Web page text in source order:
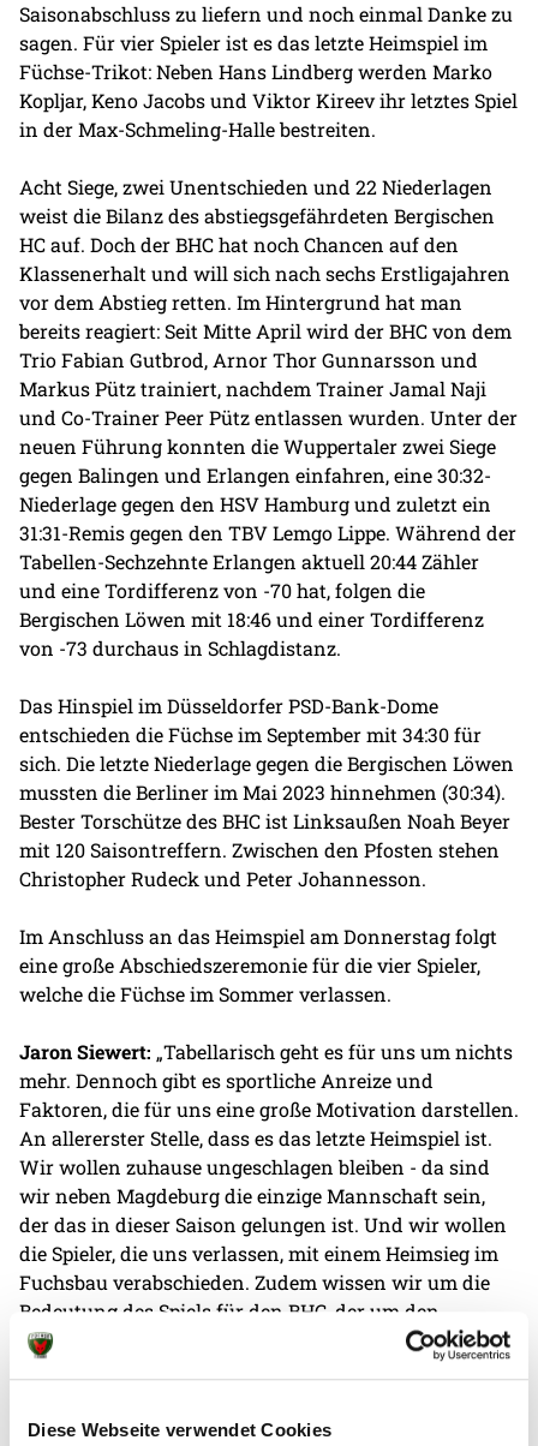
Diese Webseite verwendet Cookies
Saisonabschluss zu liefern und noch einmal Danke zu
sagen. Für vier Spieler ist es das letzte Heimspiel im
Füchse-Trikot: Neben Hans Lindberg werden Marko
Kopljar, Keno Jacobs und Viktor Kireev ihr letztes Spiel
in der Max-Schmeling-Halle bestreiten.
Acht Siege, zwei Unentschieden und 22 Niederlagen
weist die Bilanz des abstiegsgefährdeten Bergischen
HC auf. Doch der BHC hat noch Chancen auf den
Klassenerhalt und will sich nach sechs Erstligajahren
vor dem Abstieg retten. Im Hintergrund hat man
bereits reagiert: Seit Mitte April wird der BHC von dem
Trio Fabian Gutbrod, Arnor Thor Gunnarsson und
Markus Pütz trainiert, nachdem Trainer Jamal Naji
und Co-Trainer Peer Pütz entlassen wurden. Unter der
neuen Führung konnten die Wuppertaler zwei Siege
gegen Balingen und Erlangen einfahren, eine 30:32-
Niederlage gegen den HSV Hamburg und zuletzt ein
31:31-Remis gegen den TBV Lemgo Lippe. Während der
Tabellen-Sechzehnte Erlangen aktuell 20:44 Zähler
und eine Tordifferenz von -70 hat, folgen die
Bergischen Löwen mit 18:46 und einer Tordifferenz
von -73 durchaus in Schlagdistanz.
Das Hinspiel im Düsseldorfer PSD-Bank-Dome
entschieden die Füchse im September mit 34:30 für
sich. Die letzte Niederlage gegen die Bergischen Löwen
mussten die Berliner im Mai 2023 hinnehmen (30:34).
Bester Torschütze des BHC ist Linksaußen Noah Beyer
mit 120 Saisontreffern. Zwischen den Pfosten stehen
Christopher Rudeck und Peter Johannesson.
Im Anschluss an das Heimspiel am Donnerstag folgt
eine große Abschiedszeremonie für die vier Spieler,
welche die Füchse im Sommer verlassen.
Jaron Siewert: „Tabellarisch geht es für uns um nichts
mehr. Dennoch gibt es sportliche Anreize und
Faktoren, die für uns eine große Motivation darstellen.
An allererster Stelle, dass es das letzte Heimspiel ist.
Wir wollen zuhause ungeschlagen bleiben - da sind
wir neben Magdeburg die einzige Mannschaft sein,
der das in dieser Saison gelungen ist. Und wir wollen
die Spieler, die uns verlassen, mit einem Heimsieg im
Fuchsbau verabschieden. Zudem wissen wir um die
Bedeutung des Spiels für den BHC, der um den
Klassenerhalt kämpft. Wir wollen nicht in diesen
Zweikampf eingreifen, sondern unsere Leistung
der Saison hätte wohl niemand damit gerechnet, dass